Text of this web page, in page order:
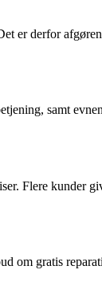
er derfor
samt
Flere kunder
om gratis